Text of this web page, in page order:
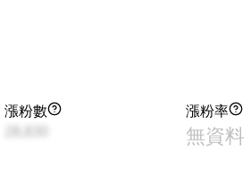
漲粉數
漲粉率
無資料